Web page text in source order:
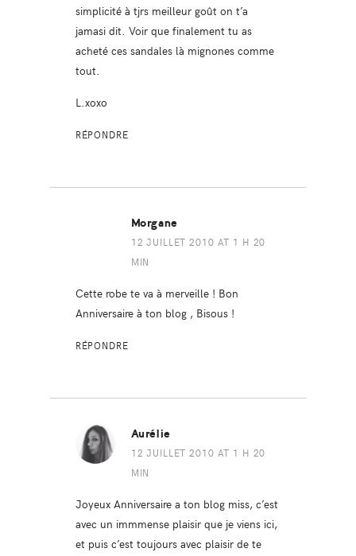
simplicité à tjrs meilleur goût on t’a
jamasi dit. Voir que finalement tu as
acheté ces sandales là mignones comme
tout.
L.xoxo
RÉPONDRE
Morgane
12 JUILLET 2010 AT 1 H 20
MIN
Cette robe te va à merveille ! Bon
Anniversaire à ton blog , Bisous !
RÉPONDRE
Aurélie
12 JUILLET 2010 AT 1 H 20
MIN
Joyeux Anniversaire a ton blog miss, c’est
avec un immmense plaisir que je viens ici,
et puis c’est toujours avec plaisir de te